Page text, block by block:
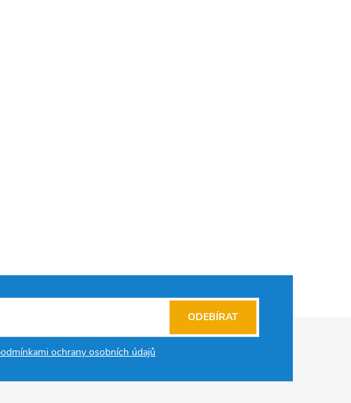
ochrany osobních údajů
ODEBÍRAT